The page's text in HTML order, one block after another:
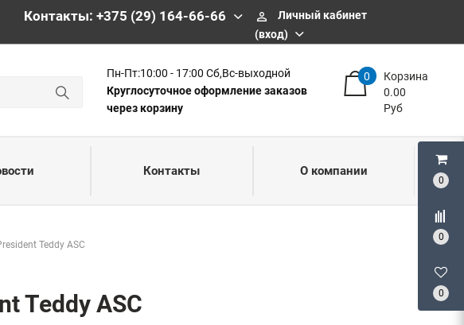
0
0
0
Контакты: +375 (29) 164-66-66 perm_identity
Личный кабинет
(вход)
Пн-Пт:10:00 - 17:00 Сб,Вс-выходной
Круглосуточное оформление заказов
через корзину
Корзина
0
0.00
Руб
Контакты О компании
Teddy ASC
Teddy ASC